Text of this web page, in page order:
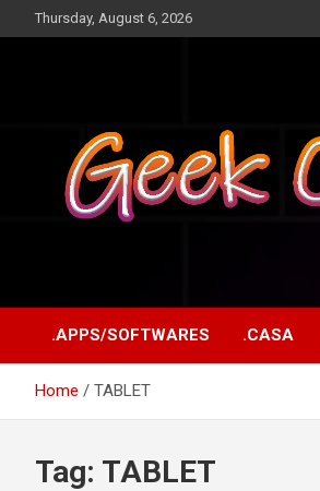
to
Thursday, August 6, 2026
.APPS/SOFTWARES .CASA
Home TABLET
Tag: TABLET